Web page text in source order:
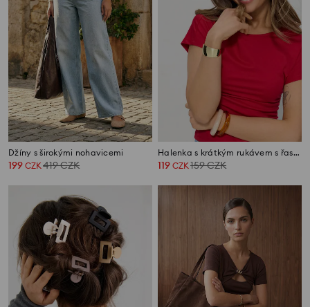
Džíny s širokými nohavicemi
199 CZK 419CZK
Halenka s krátkým rukávem s řasením po stranách s viskózou
119 CZK 159CZK